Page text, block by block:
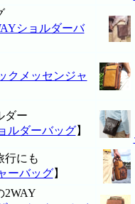
ショルダーバ
クメッセンジャ
ダー
ルダーバッグ】
行にも
ーバッグ】
2WAY